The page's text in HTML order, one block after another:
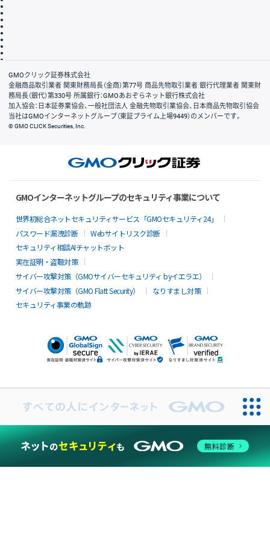
会社案内
GMOクリック証券株式会社
金融商品取引業者 関東財務局長（金商）第77号 商品先物取引業者 銀行代理業者 関東財
務局長（銀代）第330号 所属銀行：GMOあおぞらネット銀行株式会社
加入協会：日本証券業協会、一般社団法人 金融先物取引業協会、日本商品先物取引協会
当社はGMOインターネットグループ（東証プライム上場9449）のメンバーです。
© GMO CLICK Securities, Inc.
GMOインターネットグループのセキュリティ事業について
世界初総合ネットセキュリティサービス「GMOセキュリティ24」
パスワード漏洩診断
Webサイトリスク診断
セキュリティ相談AIチャットボット
実在証明・盗聴対策
サイバー攻撃対策（GMOサイバーセキュリティ byイエラエ）
サイバー攻撃対策（GMO Flatt Security）
なりすまし対策
セキュリティ事業の軌跡
無料診断